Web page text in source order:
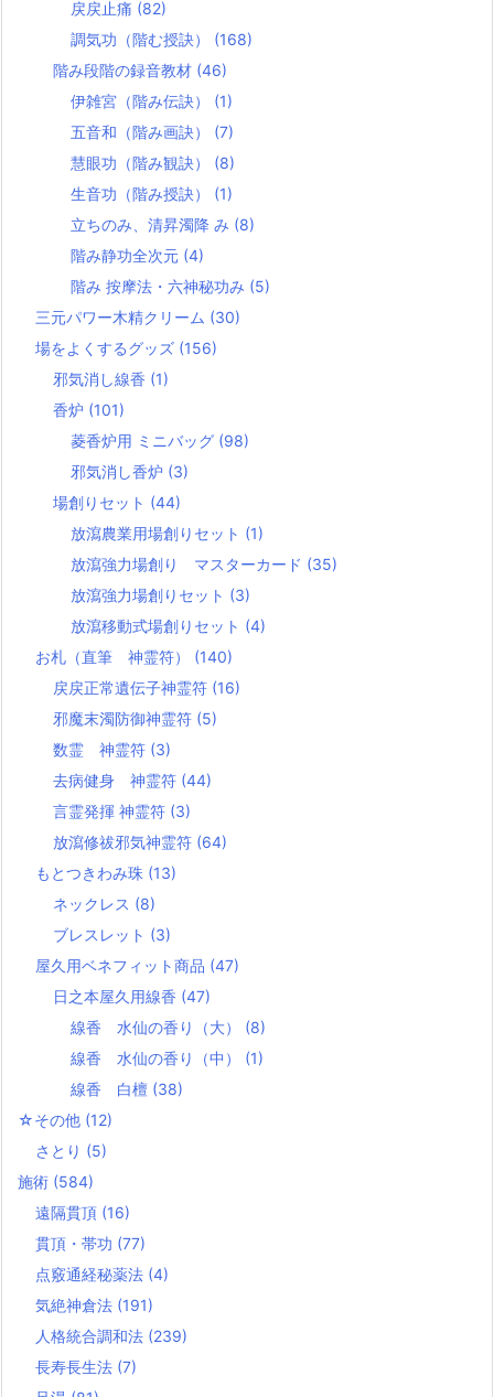
戻戻止痛 (82)
調気功（階む授訣） (168)
階み段階の録音教材 (46)
伊雑宮（階み伝訣） (1)
五音和（階み画訣） (7)
慧眼功（階み観訣） (8)
生音功（階み授訣） (1)
立ちのみ、清昇濁降 み (8)
階み静功全次元 (4)
階み 按摩法・六神秘功み (5)
三元パワー木精クリーム (30)
場をよくするグッズ (156)
邪気消し線香 (1)
香炉 (101)
菱香炉用 ミニバッグ (98)
邪気消し香炉 (3)
場創りセット (44)
放瀉農業用場創りセット (1)
放瀉強力場創り マスターカード (35)
放瀉強力場創りセット (3)
放瀉移動式場創りセット (4)
お札（直筆 神霊符） (140)
戻戻正常遺伝子神霊符 (16)
邪魔末濁防御神霊符 (5)
数霊 神霊符 (3)
去病健身 神霊符 (44)
言霊発揮 神霊符 (3)
放瀉修祓邪気神霊符 (64)
もとつきわみ珠 (13)
ネックレス (8)
ブレスレット (3)
屋久用ベネフィット商品 (47)
日之本屋久用線香 (47)
線香 水仙の香り（大） (8)
線香 水仙の香り（中） (1)
線香 白檀 (38)
☆その他 (12)
さとり (5)
施術 (584)
遠隔貫頂 (16)
貫頂・帯功 (77)
点竅通経秘薬法 (4)
気絶神倉法 (191)
人格統合調和法 (239)
長寿長生法 (7)